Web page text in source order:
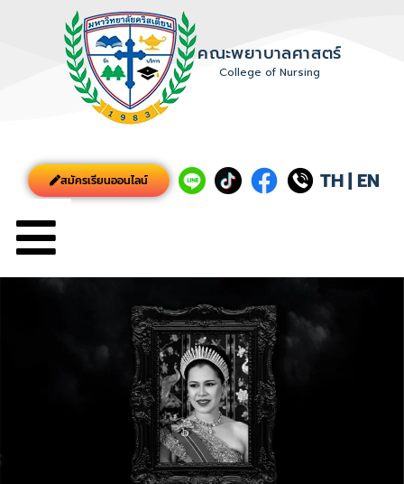
คณะพยาบาลศาสตร์
College of Nursing
สมัครเรียนออนไลน์ TH| EN